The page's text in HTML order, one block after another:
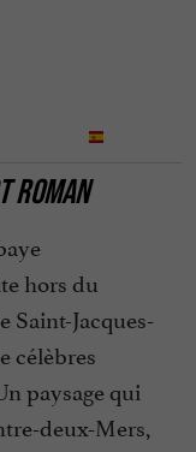
ROMAN
hors du
Saint-Jacques-
célèbres
paysage qui
deux-Mers,